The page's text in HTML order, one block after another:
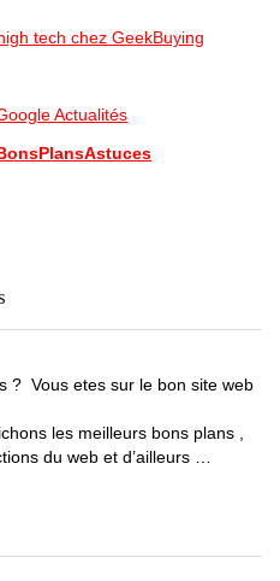
tech chez GeekBuying
Actualités
? Vous etes sur le bon site web
les meilleurs bons plans ,
du web et d’ailleurs …